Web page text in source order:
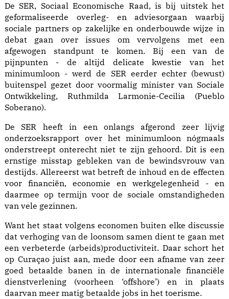
De SER, Sociaal Economische Raad, is bij uitstek het
geformaliseerde overleg- en adviesorgaan waarbij
sociale partners op zakelijke en onderbouwde wijze in
debat gaan over issues om vervolgens met een
afgewogen standpunt te komen. Bij een van de
pijnpunten - de altijd delicate kwestie van het
minimumloon - werd de SER eerder echter (bewust)
buitenspel gezet door voormalig minister van Sociale
Ontwikkeling, Ruthmilda Larmonie-Cecilia (Pueblo
Soberano).
De SER heeft in een onlangs afgerond zeer lijvig
onderzoeksrapport over het minimumloon nógmaals
onderstreept onterecht niet te zijn gehoord. Dit is een
ernstige misstap gebleken van de bewindsvrouw van
destijds. Allereerst wat betreft de inhoud en de effecten
voor financiën, economie en werkgelegenheid - en
daarmee op termijn voor de sociale omstandigheden
van vele gezinnen.
Want het staat volgens economen buiten elke discussie
dat verhoging van de loonsom samen dient te gaan met
een verbeterde (arbeids)productiviteit. Daar schort het
op Curaçao juist aan, mede door een afname van zeer
goed betaalde banen in de internationale financiële
dienstverlening (voorheen ‘offshore’) en in plaats
daarvan meer matig betaalde jobs in het toerisme.